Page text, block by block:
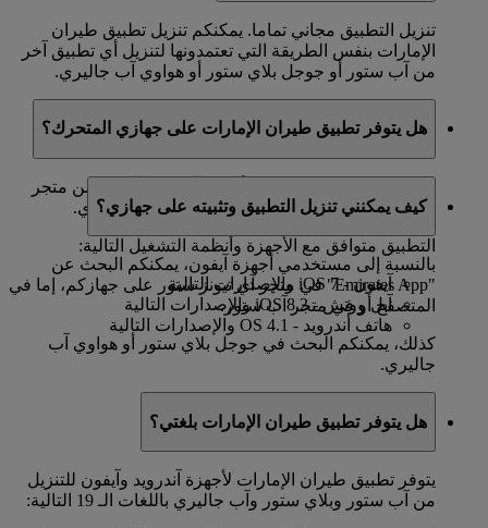
تنزيل التطبيق مجاني تماما. يمكنكم تنزيل تطبيق طيران
الإمارات بنفس الطريقة التي تعتمدونها لتنزيل أي تطبيق آخر
من آب ستور أو جوجل بلاي ستور أو هواوي آب جاليري.
هل يتوفر تطبيق طيران الإمارات على جهازي المتحرك؟
يمكنكم تنزيل التطبيق على أجهزة آندرويد وآيفون من متجر
التطبيقات أو جوجل بلاي ستور أو هواوي آب جاليري.
التطبيق متوافق مع الأجهزة وأنظمة التشغيل التالية:
آيفون - iOS 7 والإصدارات التالية
آبل ووتش - iOS 8.2 والإصدارات التالية
هاتف أندرويد - OS 4.1 والإصدارات التالية
كيف يمكنني تنزيل التطبيق وتثبيته على جهازي؟
بالنسبة إلى مستخدمي أجهزة آيفون، يمكنكم البحث عن
"Emirates App" في متجر آي تيونز ستور على جهازكم، إما في
المتصفح أو في متجر آب ستور.
كذلك، يمكنكم البحث في جوجل بلاي ستور أو هواوي آب
جاليري.
هل يتوفر تطبيق طيران الإمارات بلغتي؟
يتوفر تطبيق طيران الإمارات لأجهزة آندرويد وآيفون للتنزيل
من آب ستور وبلاي ستور وآب جاليري باللغات الـ 19 التالية: